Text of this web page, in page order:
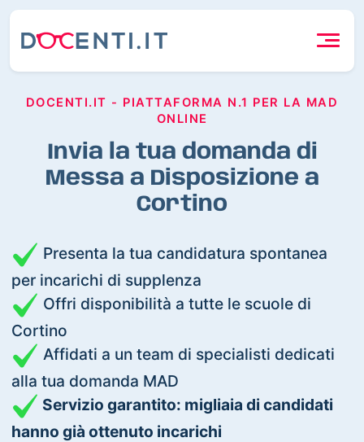
DOCENTI.IT - PIATTAFORMA N.1 PER LA MAD
ONLINE
Invia la tua domanda di
Messa a Disposizione a
Cortino
Presenta la tua candidatura spontanea
per incarichi di supplenza
Offri disponibilità a tutte le scuole di
Cortino
Affidati a un team di specialisti dedicati
alla tua domanda MAD
Servizio garantito: migliaia di candidati
hanno già ottenuto incarichi